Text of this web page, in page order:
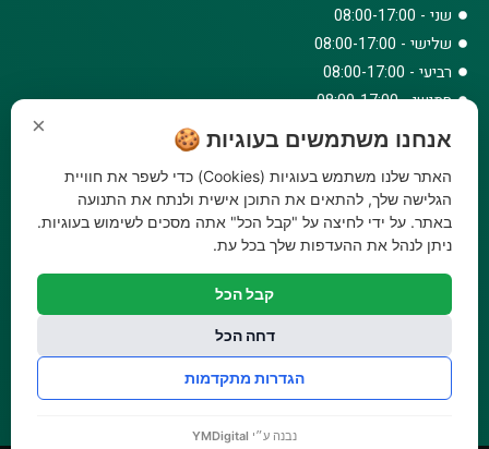
שני - 08:00-17:00
שלישי - 08:00-17:00
רביעי - 08:00-17:00
חמישי - 08:00-17:00
שישי - 08:00-12:30
צרו קשר
073-779-6243
וואטסאפ
amirbair@amir-agricul.co.il
משלוחים:
עלות משלוח עד הבית 29.90 ₪, משלוח חינם בקניה מעל
× אנחנו משתמשים בעוגיות 🍪
האתר שלנו משתמש בעוגיות (Cookies) כדי לשפר את חוויית
הגלישה שלך, להתאים את התוכן אישית ולנתח את התנועה
באתר. על ידי לחיצה על "קבל הכל" אתה מסכים לשימוש בעוגיות.
ניתן לנהל את ההעדפות שלך בכל עת.
קבל הכל
דחה הכל
הגדרות מתקדמות
נבנה ע״י YMDigital